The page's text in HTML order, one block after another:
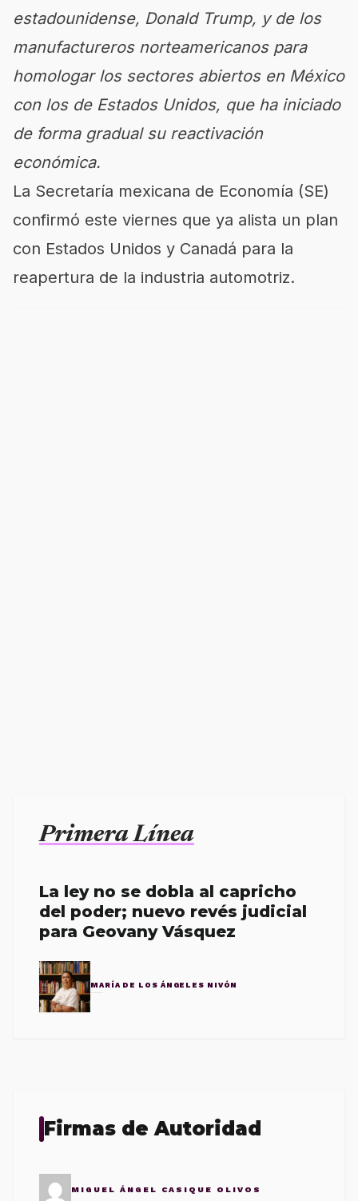
estadounidense, Donald Trump, y de los
manufactureros norteamericanos para
homologar los sectores abiertos en México
con los de Estados Unidos, que ha iniciado
de forma gradual su reactivación
económica.
La Secretaría mexicana de Economía (SE)
confirmó este viernes que ya alista un plan
con Estados Unidos y Canadá para la
reapertura de la industria automotriz.
Primera Línea
La ley no se dobla al capricho
del poder; nuevo revés judicial
para Geovany Vásquez
MARÍA DE LOS ÁNGELES NIVÓN
Firmas de Autoridad
MIGUEL ÁNGEL CASIQUE OLIVOS